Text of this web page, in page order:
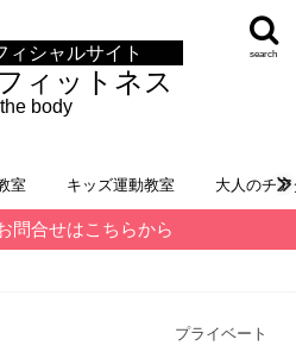
ィシャルサイト
ィットネス
body
search
室 キッズ運動教室 大人のチ
問合せはこちらから
プライベート